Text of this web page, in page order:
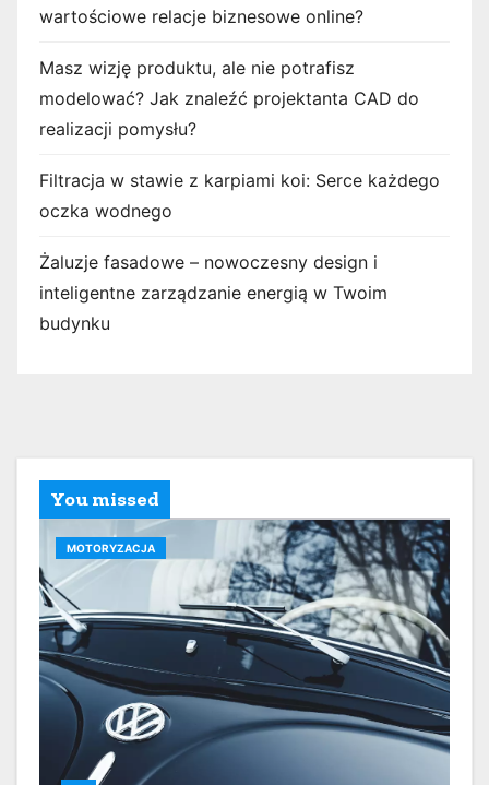
wartościowe relacje biznesowe online?
Masz wizję produktu, ale nie potrafisz
modelować? Jak znaleźć projektanta CAD do
realizacji pomysłu?
Filtracja w stawie z karpiami koi: Serce każdego
oczka wodnego
Żaluzje fasadowe – nowoczesny design i
inteligentne zarządzanie energią w Twoim
budynku
You missed
MOTORYZACJA